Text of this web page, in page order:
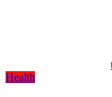
Health